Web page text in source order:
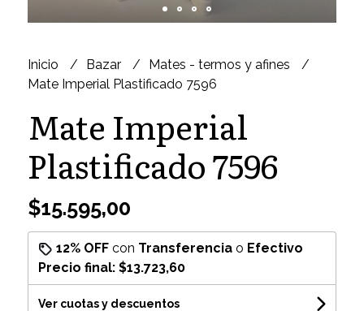
Inicio Bazar
Mates - termos y afines
Mate Imperial Plastificado 7596
Mate Imperial
Plastificado 7596
$15.595,00
12% OFFcon Transferenciao Efectivo
Precio final: $13.723,60
Ver cuotas y descuentos